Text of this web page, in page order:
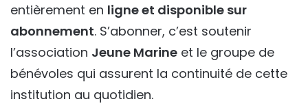
entièrement en ligne et disponible sur
abonnement. S’abonner, c’est soutenir
l’association Jeune Marine et le groupe de
bénévoles qui assurent la continuité de cette
institution au quotidien.